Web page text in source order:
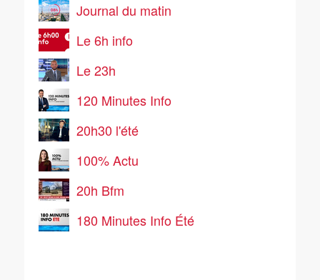
Journal du matin
Le 6h info
Le 23h
120 Minutes Info
20h30 l'été
100% Actu
20h Bfm
180 Minutes Info Été